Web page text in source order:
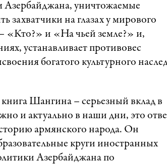
Азербайджана, уничтожаемые
захватчики на глазах у мирового
«Кто?» и «На чьей земле?» и,
устанавливает противовес
богатого культурного
Шангина – серьезный вклад в
и актуально в наши дни, это
армянского народа. Он
круги иностранных
Азербайджана по